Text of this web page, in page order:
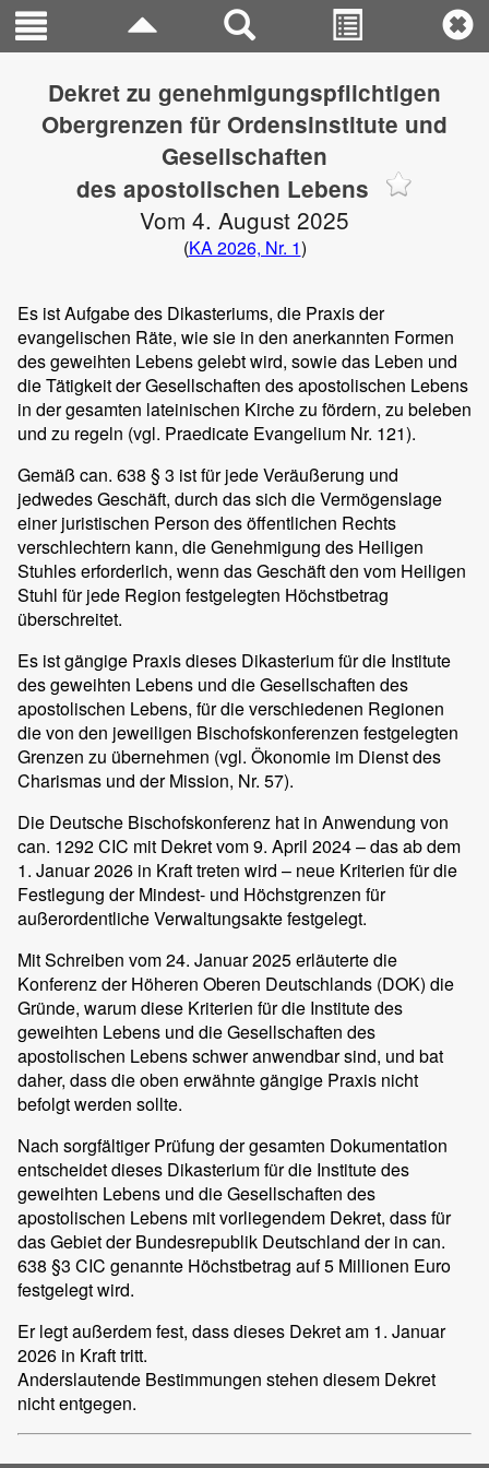
Dekret zu genehmigungspflichtigen
Obergrenzen für Ordensinstitute und
Gesellschaften
des apostolischen Lebens
Vom 4. August 2025
(KA 2026, Nr. 1)
Es ist Aufgabe des Dikasteriums, die Praxis der
evangelischen Räte, wie sie in den anerkannten Formen
des geweihten Lebens gelebt wird, sowie das Leben und
die Tätigkeit der Gesellschaften des apostolischen Lebens
in der gesamten lateinischen Kirche zu fördern, zu beleben
und zu regeln (vgl. Praedicate Evangelium Nr. 121).
Gemäß can. 638 § 3 ist für jede Veräußerung und
jedwedes Geschäft, durch das sich die Vermögenslage
einer juristischen Person des öffentlichen Rechts
verschlechtern kann, die Genehmigung des Heiligen
Stuhles erforderlich, wenn das Geschäft den vom Heiligen
Stuhl für jede Region festgelegten Höchstbetrag
überschreitet.
Es ist gängige Praxis dieses Dikasterium für die Institute
des geweihten Lebens und die Gesellschaften des
apostolischen Lebens, für die verschiedenen Regionen
die von den jeweiligen Bischofskonferenzen festgelegten
Grenzen zu übernehmen (vgl. Ökonomie im Dienst des
Charismas und der Mission, Nr. 57).
Die Deutsche Bischofskonferenz hat in Anwendung von
can. 1292 CIC mit Dekret vom 9. April 2024 – das ab dem
1. Januar 2026 in Kraft treten wird – neue Kriterien für die
Festlegung der Mindest- und Höchstgrenzen für
außerordentliche Verwaltungsakte festgelegt.
Mit Schreiben vom 24. Januar 2025 erläuterte die
Konferenz der Höheren Oberen Deutschlands (DOK) die
Gründe, warum diese Kriterien für die Institute des
geweihten Lebens und die Gesellschaften des
apostolischen Lebens schwer anwendbar sind, und bat
daher, dass die oben erwähnte gängige Praxis nicht
befolgt werden sollte.
Nach sorgfältiger Prüfung der gesamten Dokumentation
entscheidet dieses Dikasterium für die Institute des
geweihten Lebens und die Gesellschaften des
apostolischen Lebens mit vorliegendem Dekret, dass für
das Gebiet der Bundesrepublik Deutschland der in can.
638 §3 CIC genannte Höchstbetrag auf 5 Millionen Euro
festgelegt wird.
Er legt außerdem fest, dass dieses Dekret am 1. Januar
2026 in Kraft tritt.
Anderslautende Bestimmungen stehen diesem Dekret
nicht entgegen.